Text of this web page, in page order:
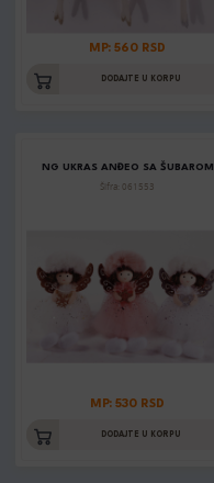
MP: 560 RSD
DODAJTE U KORPU
NG UKRAS ANĐEO SA ŠUBAROM
Šifra: 061553
MP: 530 RSD
DODAJTE U KORPU